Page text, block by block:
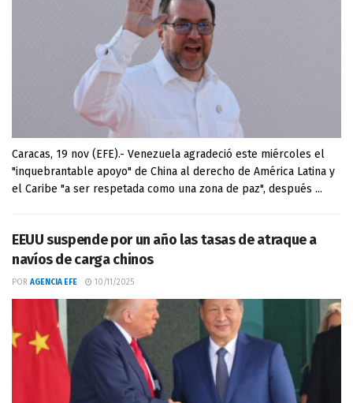
Caracas, 19 nov (EFE).- Venezuela agradeció este miércoles el
"inquebrantable apoyo" de China al derecho de América Latina y
el Caribe "a ser respetada como una zona de paz", después ...
EEUU suspende por un año las tasas de atraque a
navíos de carga chinos
POR AGENCIA EFE 10/11/2025